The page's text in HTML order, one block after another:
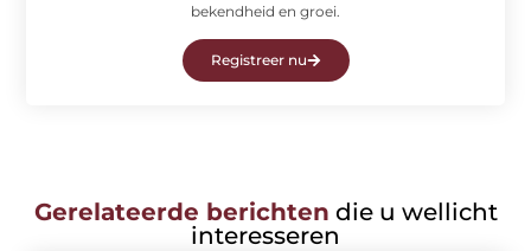
bekendheid en groei.
Registreer nu
Gerelateerde berichten die u wellicht
interesseren